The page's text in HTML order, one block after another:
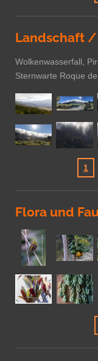
Landschaft
Wolkenwasserfall,
Sternwarte Roque
1
Flora und